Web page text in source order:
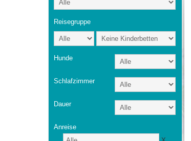
Reisegruppe
Hunde
Schlafzimmer
Dauer
Anreise